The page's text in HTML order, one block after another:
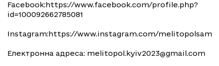
Facebook:https://www.facebook.com/profile.php?
id=100092662785081
Instagram:https://www.instagram.com/melitopolsame
Електронна адреса: melitopol.kyiv2023@gmail.com